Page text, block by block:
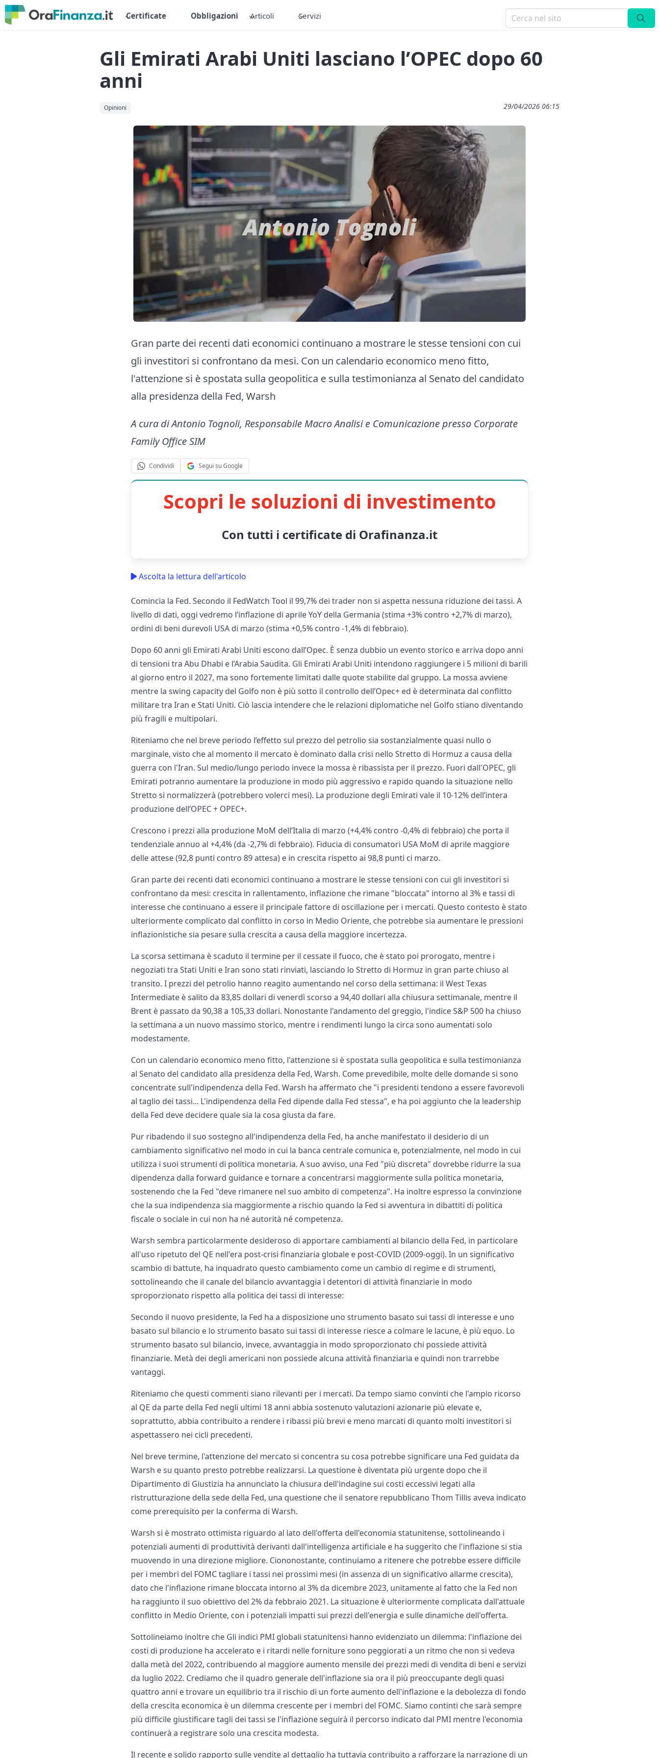
Certificate Obbligazioni Articoli Servizi
Gli Emirati Arabi Uniti lasciano l’OPEC dopo 60
anni
Opinioni 29/04/2026 06:15
Gran parte dei recenti dati economici continuano a mostrare le stesse tensioni con cui
gli investitori si confrontano da mesi. Con un calendario economico meno fitto,
l'attenzione si è spostata sulla geopolitica e sulla testimonianza al Senato del candidato
alla presidenza della Fed, Warsh
A cura di Antonio Tognoli, Responsabile Macro Analisi e Comunicazione presso Corporate
Family Office SIM
Condividi Segui su Google
Scopri le soluzioni di investimento
Con tutti i certificate di Orafinanza.it
Ascolta la lettura dell'articolo
Comincia la Fed. Secondo il FedWatch Tool il 99,7% dei trader non si aspetta nessuna riduzione dei tassi. A
livello di dati, oggi vedremo l’inflazione di aprile YoY della Germania (stima +3% contro +2,7% di marzo),
ordini di beni durevoli USA di marzo (stima +0,5% contro -1,4% di febbraio).
Dopo 60 anni gli Emirati Arabi Uniti escono dall’Opec. È senza dubbio un evento storico e arriva dopo anni
di tensioni tra Abu Dhabi e l’Arabia Saudita. Gli Emirati Arabi Uniti intendono raggiungere i 5 milioni di barili
al giorno entro il 2027, ma sono fortemente limitati dalle quote stabilite dal gruppo. La mossa avviene
mentre la swing capacity del Golfo non è più sotto il controllo dell’Opec+ ed è determinata dal conflitto
militare tra Iran e Stati Uniti. Ciò lascia intendere che le relazioni diplomatiche nel Golfo stiano diventando
più fragili e multipolari.
Riteniamo che nel breve periodo l’effetto sul prezzo del petrolio sia sostanzialmente quasi nullo o
marginale, visto che al momento il mercato è dominato dalla crisi nello Stretto di Hormuz a causa della
guerra con l'Iran. Sul medio/lungo periodo invece la mossa è ribassista per il prezzo. Fuori dall'OPEC, gli
Emirati potranno aumentare la produzione in modo più aggressivo e rapido quando la situazione nello
Stretto si normalizzerà (potrebbero volerci mesi). La produzione degli Emirati vale il 10-12% dell’intera
produzione dell’OPEC + OPEC+.
Crescono i prezzi alla produzione MoM dell’Italia di marzo (+4,4% contro -0,4% di febbraio) che porta il
tendenziale annuo al +4,4% (da -2,7% di febbraio). Fiducia di consumatori USA MoM di aprile maggiore
delle attese (92,8 punti contro 89 attesa) e in crescita rispetto ai 98,8 punti ci marzo.
Gran parte dei recenti dati economici continuano a mostrare le stesse tensioni con cui gli investitori si
confrontano da mesi: crescita in rallentamento, inflazione che rimane "bloccata" intorno al 3% e tassi di
interesse che continuano a essere il principale fattore di oscillazione per i mercati. Questo contesto è stato
ulteriormente complicato dal conflitto in corso in Medio Oriente, che potrebbe sia aumentare le pressioni
inflazionistiche sia pesare sulla crescita a causa della maggiore incertezza.
La scorsa settimana è scaduto il termine per il cessate il fuoco, che è stato poi prorogato, mentre i
negoziati tra Stati Uniti e Iran sono stati rinviati, lasciando lo Stretto di Hormuz in gran parte chiuso al
transito. I prezzi del petrolio hanno reagito aumentando nel corso della settimana: il West Texas
Intermediate è salito da 83,85 dollari di venerdì scorso a 94,40 dollari alla chiusura settimanale, mentre il
Brent è passato da 90,38 a 105,33 dollari. Nonostante l'andamento del greggio, l'indice S&P 500 ha chiuso
la settimana a un nuovo massimo storico, mentre i rendimenti lungo la circa sono aumentati solo
modestamente.
Con un calendario economico meno fitto, l'attenzione si è spostata sulla geopolitica e sulla testimonianza
al Senato del candidato alla presidenza della Fed, Warsh. Come prevedibile, molte delle domande si sono
concentrate sull'indipendenza della Fed. Warsh ha affermato che "i presidenti tendono a essere favorevoli
al taglio dei tassi... L'indipendenza della Fed dipende dalla Fed stessa", e ha poi aggiunto che la leadership
della Fed deve decidere quale sia la cosa giusta da fare.
Pur ribadendo il suo sostegno all'indipendenza della Fed, ha anche manifestato il desiderio di un
cambiamento significativo nel modo in cui la banca centrale comunica e, potenzialmente, nel modo in cui
utilizza i suoi strumenti di politica monetaria. A suo avviso, una Fed "più discreta" dovrebbe ridurre la sua
dipendenza dalla forward guidance e tornare a concentrarsi maggiormente sulla politica monetaria,
sostenendo che la Fed "deve rimanere nel suo ambito di competenza". Ha inoltre espresso la convinzione
che la sua indipendenza sia maggiormente a rischio quando la Fed si avventura in dibattiti di politica
fiscale o sociale in cui non ha né autorità né competenza.
Warsh sembra particolarmente desideroso di apportare cambiamenti al bilancio della Fed, in particolare
all'uso ripetuto del QE nell'era post-crisi finanziaria globale e post-COVID (2009-oggi). In un significativo
scambio di battute, ha inquadrato questo cambiamento come un cambio di regime e di strumenti,
sottolineando che il canale del bilancio avvantaggia i detentori di attività finanziarie in modo
sproporzionato rispetto alla politica dei tassi di interesse:
Secondo il nuovo presidente, la Fed ha a disposizione uno strumento basato sui tassi di interesse e uno
basato sul bilancio e lo strumento basato sui tassi di interesse riesce a colmare le lacune, è più equo. Lo
strumento basato sul bilancio, invece, avvantaggia in modo sproporzionato chi possiede attività
finanziarie. Metà dei degli americani non possiede alcuna attività finanziaria e quindi non trarrebbe
vantaggi.
Riteniamo che questi commenti siano rilevanti per i mercati. Da tempo siamo convinti che l'ampio ricorso
al QE da parte della Fed negli ultimi 18 anni abbia sostenuto valutazioni azionarie più elevate e,
soprattutto, abbia contribuito a rendere i ribassi più brevi e meno marcati di quanto molti investitori si
aspettassero nei cicli precedenti.
Nel breve termine, l'attenzione del mercato si concentra su cosa potrebbe significare una Fed guidata da
Warsh e su quanto presto potrebbe realizzarsi. La questione è diventata più urgente dopo che il
Dipartimento di Giustizia ha annunciato la chiusura dell'indagine sui costi eccessivi legati alla
ristrutturazione della sede della Fed, una questione che il senatore repubblicano Thom Tillis aveva indicato
come prerequisito per la conferma di Warsh.
Warsh si è mostrato ottimista riguardo al lato dell'offerta dell'economia statunitense, sottolineando i
potenziali aumenti di produttività derivanti dall'intelligenza artificiale e ha suggerito che l'inflazione si stia
muovendo in una direzione migliore. Ciononostante, continuiamo a ritenere che potrebbe essere difficile
per i membri del FOMC tagliare i tassi nei prossimi mesi (in assenza di un significativo allarme crescita),
dato che l'inflazione rimane bloccata intorno al 3% da dicembre 2023, unitamente al fatto che la Fed non
ha raggiunto il suo obiettivo del 2% da febbraio 2021. La situazione è ulteriormente complicata dall'attuale
conflitto in Medio Oriente, con i potenziali impatti sui prezzi dell'energia e sulle dinamiche dell'offerta.
Sottolineiamo inoltre che Gli indici PMI globali statunitensi hanno evidenziato un dilemma: l'inflazione dei
costi di produzione ha accelerato e i ritardi nelle forniture sono peggiorati a un ritmo che non si vedeva
dalla metà del 2022, contribuendo al maggiore aumento mensile dei prezzi medi di vendita di beni e servizi
da luglio 2022. Crediamo che il quadro generale dell'inflazione sia ora il più preoccupante degli quasi
quattro anni e trovare un equilibrio tra il rischio di un forte aumento dell'inflazione e la debolezza di fondo
della crescita economica è un dilemma crescente per i membri del FOMC. Siamo continti che sarà sempre
più difficile giustificare tagli dei tassi se l'inflazione seguirà il percorso indicato dal PMI mentre l'economia
continuerà a registrare solo una crescita modesta.
Il recente e solido rapporto sulle vendite al dettaglio ha tuttavia contribuito a rafforzare la narrazione di un